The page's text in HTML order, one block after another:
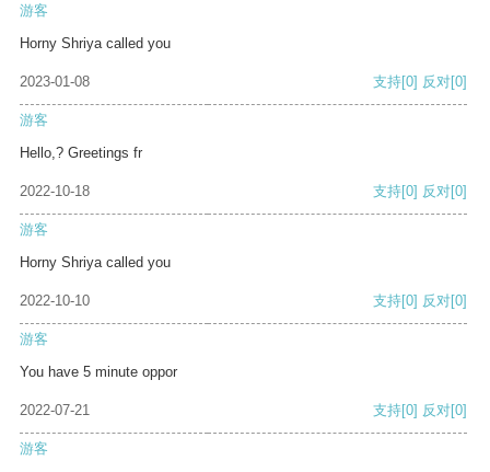
游客
Horny Shriya called you
2023-01-08 支持[0] 反对[0]
游客
Hello,? Greetings fr
2022-10-18 支持[0] 反对[0]
游客
Horny Shriya called you
2022-10-10 支持[0] 反对[0]
游客
You have 5 minute oppor
2022-07-21 支持[0] 反对[0]
游客